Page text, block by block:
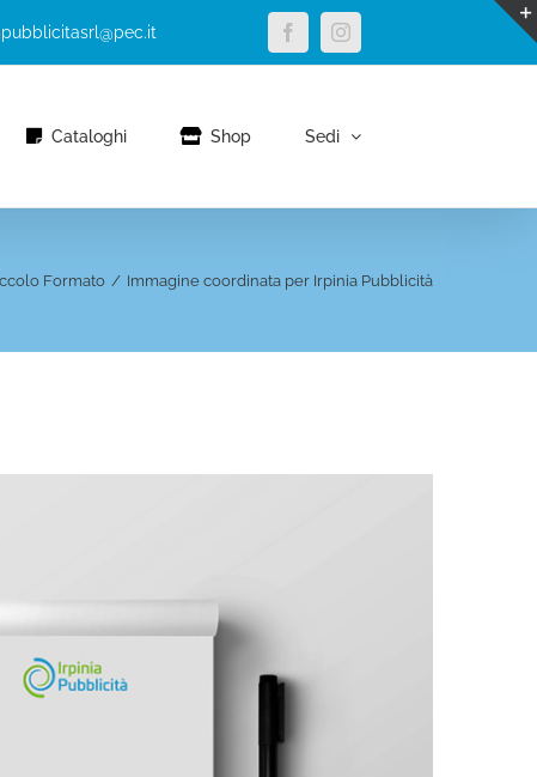
FacebookInstagram
Cataloghi Shop Sedi
Formato / Immagine coordinata per Irpinia Pubblicità